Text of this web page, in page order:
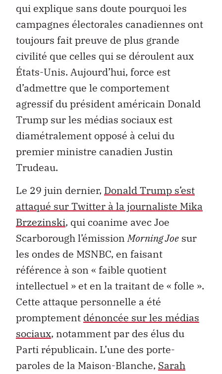
qui explique sans doute pourquoi les
campagnes électorales canadiennes ont
toujours fait preuve de plus grande
civilité que celles qui se déroulent aux
États-Unis. Aujourd’hui, force est
d’admettre que le comportement
agressif du président américain Donald
Trump sur les médias sociaux est
diamétralement opposé à celui du
premier ministre canadien Justin
Trudeau.
Le 29 juin dernier, Donald Trump s’est
attaqué sur Twitter à la journaliste Mika
Brzezinski, qui coanime avec Joe
Scarborough l’émissionMorning Joe sur
les ondes de MSNBC, en faisant
référence à son « faible quotient
intellectuel » et en la traitant de « folle ».
Cette attaque personnelle a été
promptement dénoncée sur les médias
sociaux, notamment par des élus du
Parti républicain. L’une des porte-
paroles de la Maison-Blanche, Sarah